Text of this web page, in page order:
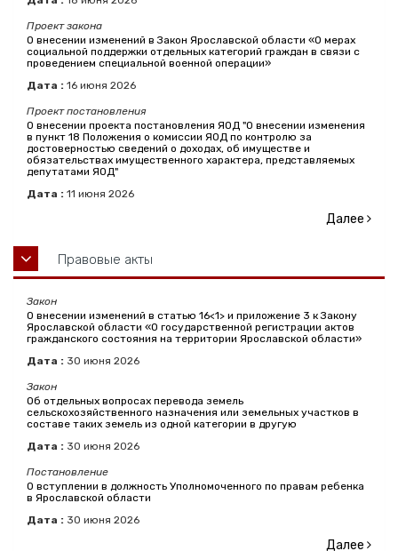
Проект закона
О внесении изменений в Закон Ярославской области «О мерах
социальной поддержки отдельных категорий граждан в связи с
проведением специальной военной операции»
Дата : 16 июня 2026
Проект постановления
О внесении проекта постановления ЯОД "О внесении изменения
в пункт 18 Положения о комиссии ЯОД по контролю за
достоверностью сведений о доходах, об имуществе и
обязательствах имущественного характера, представляемых
депутатами ЯОД"
Дата : 11 июня 2026
Далее
Правовые акты
Закон
О внесении изменений в статью 16<1> и приложение 3 к Закону
Ярославской области «О государственной регистрации актов
гражданского состояния на территории Ярославской области»
Дата : 30 июня 2026
Закон
Об отдельных вопросах перевода земель
сельскохозяйственного назначения или земельных участков в
составе таких земель из одной категории в другую
Дата : 30 июня 2026
Постановление
О вступлении в должность Уполномоченного по правам ребенка
в Ярославской области
Дата : 30 июня 2026
Далее